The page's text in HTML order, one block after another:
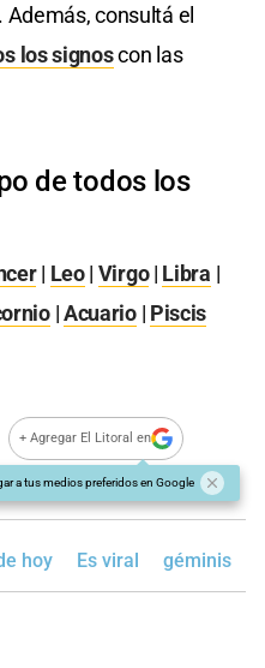
. Además, consultá el
los signoscon las
de todos los
| Leo| Virgo| Libra |
|Acuario| Piscis
+ Agregar El Litoral en
a tus medios preferidos en Google
hoy Es viral géminis